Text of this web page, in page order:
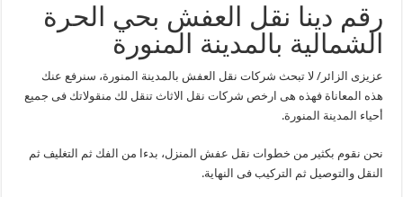
رقم دينا نقل العفش بحي الحرة
الشمالية بالمدينة المنورة
عزيزى الزائر/ لا تبحث شركات نقل العفش بالمدينة المنورة، سنرفع عنك
هذه المعاناة فهذه هى ارخص شركات نقل الاثاث تنقل لك منقولاتك فى جميع
أحياء المدينة المنورة.
نحن نقوم بكثير من خطوات نقل عفش المنزل، بدءا من الفك ثم التغليف ثم
النقل والتوصيل ثم التركيب فى النهاية.